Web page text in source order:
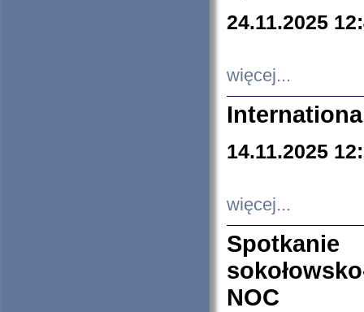
24.11.2025
więcej...
14.11.2025
więcej...
NOC